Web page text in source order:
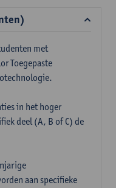
met
Toegepaste
in het hoger
deel (A, B of C) de
aan specifieke